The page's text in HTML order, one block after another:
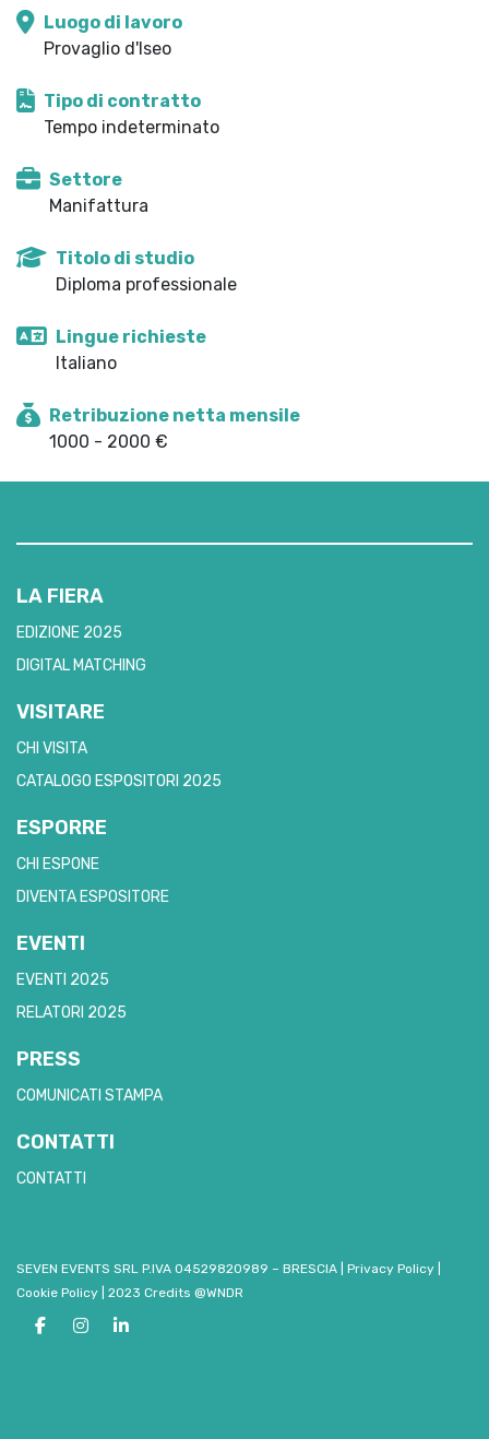
Luogo di lavoro
Provaglio d'Iseo
Tipo di contratto
Tempo indeterminato
Settore
Manifattura
Titolo di studio
Diploma professionale
Lingue richieste
Italiano
Retribuzione netta mensile
1000 - 2000 €
LA FIERA
EDIZIONE 2025
DIGITAL MATCHING
VISITARE
CHI VISITA
CATALOGO ESPOSITORI 2025
ESPORRE
CHI ESPONE
DIVENTA ESPOSITORE
EVENTI
EVENTI 2025
RELATORI 2025
PRESS
COMUNICATI STAMPA
CONTATTI
CONTATTI
SEVEN EVENTS SRL P.IVA 04529820989 – BRESCIA Privacy Policy
Cookie Policy
2023 Credits @WNDR